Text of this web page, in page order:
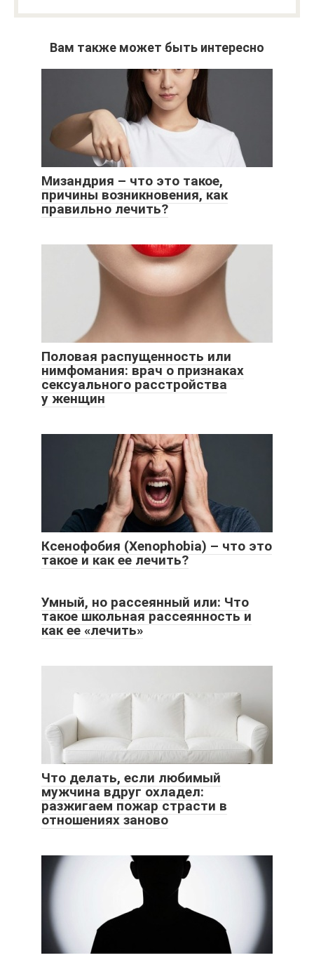
Вам также может быть интересно
Мизандрия – что это такое,
причины возникновения, как
правильно лечить?
Половая распущенность или
нимфомания: врач о признаках
сексуального расстройства
у женщин
Ксенофобия (Xenophobia) – что это
такое и как ее лечить?
Умный, но рассеянный или: Что
такое школьная рассеянность и
как ее «лечить»
Что делать, если любимый
мужчина вдруг охладел:
разжигаем пожар страсти в
отношениях заново